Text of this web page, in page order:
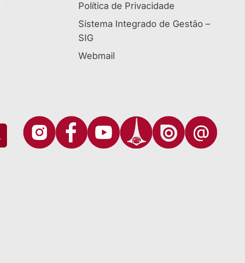
Política de Privacidade
Sistema Integrado de Gestão –
SIG
Webmail